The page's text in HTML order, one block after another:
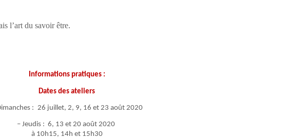
l’art du savoir être.
Informations pratiques :
Dates des ateliers
: 26 juillet, 2, 9, 16 et 23 août 2020
– Jeudis : 6, 13 et 20 août 2020
à 10h15, 14h et 15h30